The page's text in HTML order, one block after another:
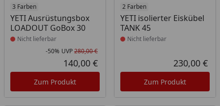
3 Farben
YETI Ausrüstungsbox
LOADOUT GoBox 30
Produkt nicht lieferbar
Nicht lieferbar
Rabatt in Prozent
-50%
Ursprünglicher Preis
UVP280,00 €
Aktueller Preis
140,00 €
Zum Produkt
2 Farben
YETI isolierter Eiskübel
TANK 45
Produkt nicht lieferbar
Nicht lieferbar
230,00 €
Zum Produkt